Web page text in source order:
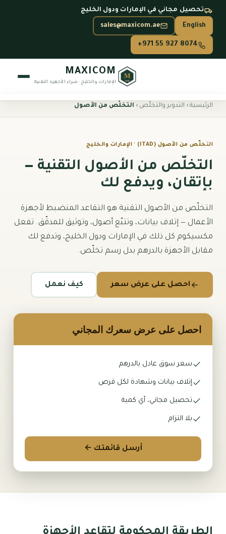
تحصيل مجاني في الإمارات ودول الخليج
English
sales@maxicom.ae
+971 55 927 8074
M
UAE
MAXICOM
الإمارات والخليج · شراء الأجهزة التقنية
بيع أجهزتك
شراء السيرفرات
الذكاء الاصطناعي وGPU
التخزين والأقراص
أجهزة الشبكات
الذاكرة والمعالجات
المكوّنات والرقائق
إعادة تدوير النفايات الإلكترونية
تفكيك مراكز البيانات
الحلول
إعادة الشراء عند التحديث
الرئيسية › التدوير والتخلّص › التخلّص من الأصول
التخلّص من الأصول (ITAD) · الإمارات والخليج
التخلّص من الأصول التقنية —
بإتقان، ويدفع لك
التخلّص من الأصول التقنية هو التقاعد المنضبط لأجهزة
الأعمال — إتلاف بيانات، وتتبّع أصول، وتوثيق للمدقّق. تفعل
مكسيكوم كل ذلك في الإمارات ودول الخليج، وتدفع لك
مقابل الأجهزة بالدرهم بدل رسم تخلّص.
احصل على عرض سعر كيف نعمل
احصل على عرض سعرك المجاني
سعر سوق عادل بالدرهم
إتلاف بيانات وشهادة لكل قرص
تحصيل مجاني، أي كمية
بلا التزام
أرسل قائمتك ←